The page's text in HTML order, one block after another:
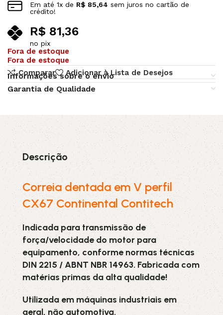
Em até1x de R$ 85,64 sem juros no cartão de
crédito!
R$ 81,36
no pix
Fora de estoque
Fora de estoque
Comparar
Adicionar à Lista de Desejos
Informações sobre o envio
Garantia de Qualidade
Descrição
Correia dentada em V perfil
CX67 Continental Contitech
Indicada para transmissão de
força/velocidade do motor para
equipamento, conforme normas técnicas
DIN 2215 / ABNT NBR 14963. Fabricada com
matérias primas da alta qualidade!
Utilizada em máquinas industriais em
geral, não automotiva.